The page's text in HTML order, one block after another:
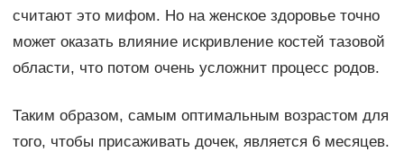
считают это мифом. Но на женское здоровье точно
может оказать влияние искривление костей тазовой
области, что потом очень усложнит процесс родов.
Таким образом, самым оптимальным возрастом для
того, чтобы присаживать дочек, является 6 месяцев.